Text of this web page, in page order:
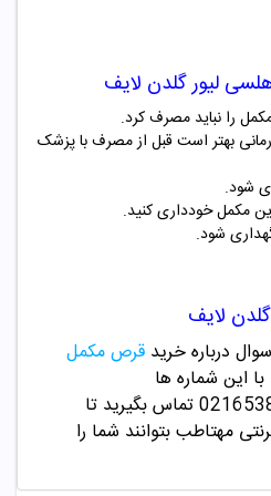
لیور گلدن لایف
را نباید مصرف کرد.
بهتر است قبل از مصرف با پزشک
شود.
مکمل خودداری کنید.
.
لایف
درباره خرید قرص مکمل
این شماره ها
تماس بگیرید تا
مهتاطب بتوانند شما را